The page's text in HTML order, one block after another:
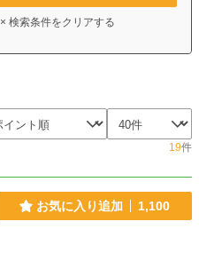
× 検索条件をクリアする
19件
お気に入り追加 1,100